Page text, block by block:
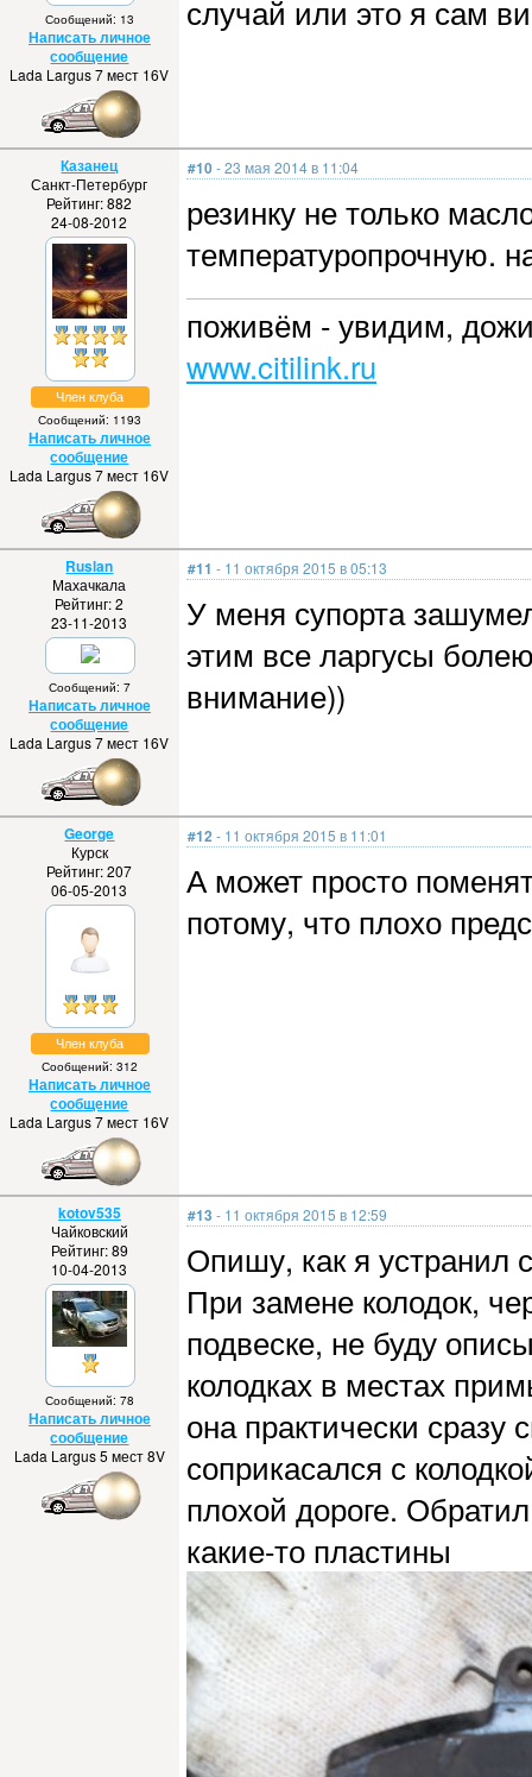
Сообщений: 13
Написать личное
сообщение
Lada Largus 7 мест 16V
случай или это я сам
Казанец
Санкт-Петербург
Рейтинг: 882
24-08-2012
Член клуба
Сообщений: 1193
Написать личное
сообщение
Lada Largus 7 мест 16V
#10- 23 мая 2014 в 11:04
резинку не только
температуропрочную.
поживём - увидим,
www.citilink.ru
Ruslan
Махачкала
Рейтинг: 2
23-11-2013
Сообщений: 7
Написать личное
сообщение
Lada Largus 7 мест 16V
#11 - 11 октября 2015 в 05:13
У меня супорта
этим все ларгусы
внимание))
George
Курск
Рейтинг: 207
06-05-2013
Член клуба
Сообщений: 312
Написать личное
сообщение
Lada Largus 7 мест 16V
#12 - 11 октября 2015 в 11:01
А может просто
потому, что плохо
kotov535
Чайковский
Рейтинг: 89
10-04-2013
Сообщений: 78
Написать личное
сообщение
Lada Largus 5 мест 8V
#13 - 11 октября 2015 в 12:59
Опишу, как я устранил
При замене колодок,
подвеске, не буду
колодках в местах
она практически
соприкасался с
плохой дороге.
какие-то пластины